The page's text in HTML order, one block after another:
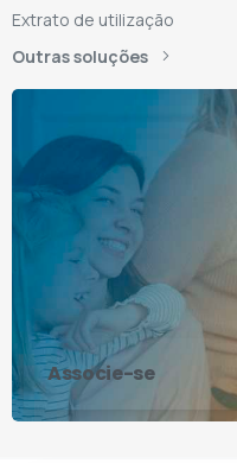
Extrato de utilização
Outras soluções
Associe-se